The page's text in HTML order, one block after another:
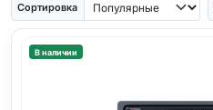
Сортировка
В наличии